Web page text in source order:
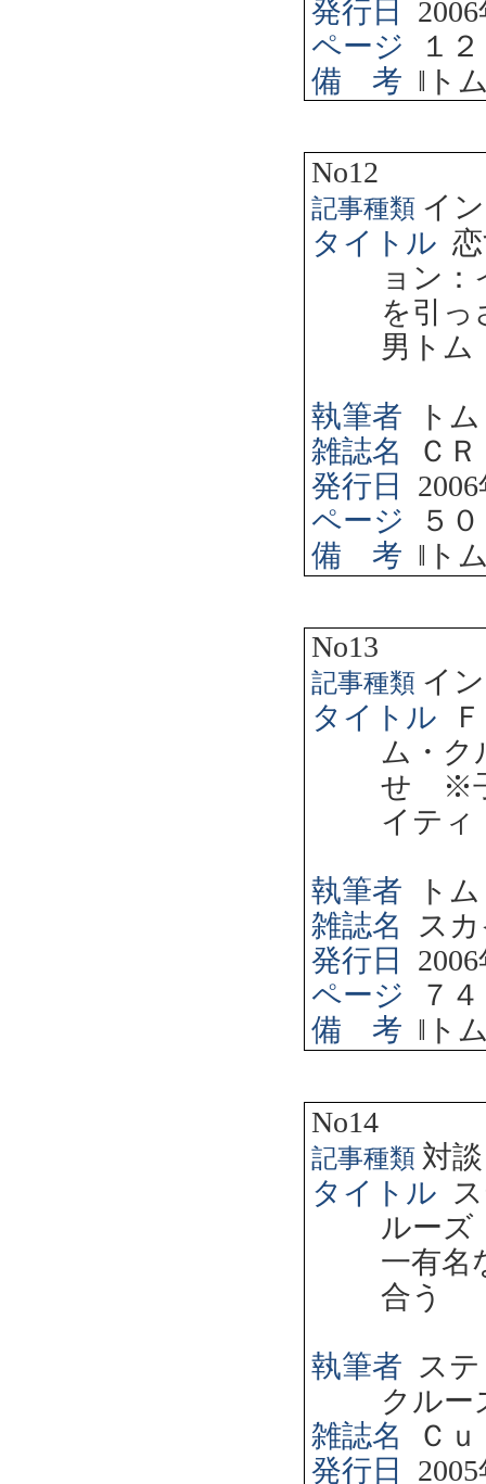
発行日
2006
ページ
１
備 考 ‖ ト
No12
記事種類 イ
タイトル
ョン
を引
男トム
執筆者
ト
雑誌名
Ｃ
発行日
2006
ページ
５
備 考 ‖ ト
No13
記事種類 イ
タイトル
ム・ク
せ ※子
イティ
執筆者
ト
雑誌名
ス
発行日
2006
ページ
７
備 考 ‖ ト
No14
記事種類 対談
タイトル
ルー
一有名
合う
執筆者
ス
クルー
雑誌名
Ｃ
発行日
2005